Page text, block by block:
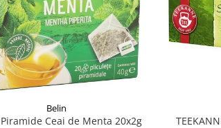
Belin
Piramide Ceai de Menta 20x2g